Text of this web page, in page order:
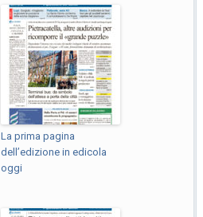
La prima pagina
dell’edizione in edicola
oggi